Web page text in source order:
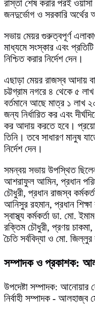
রাস্তা শেষ করার পরই
জনদুর্ভোগ ও সরকারি অর্থের
সভায় মেয়র গুরুত্বপূর্ণ
মাধ্যমে সংস্কার এবং
নিশ্চিত করার নির্দেশ দেন।
এছাড়া মেয়র রাজস্ব আদায়
চট্টগ্রাম নগরে ৪ থেকে ৫
বর্তমানে আছে মাত্র ১ লাখ
জন্য নির্ধারিত কর এবং
কর আদায় করতে হবে।
তিনি। তবে সাধারণ মানুষ
নির্দেশ দেন।
সমন্বয় সভায় উপস্থিত
আশরাফুল আমিন, প্রধান
চৌধুরী, প্রধান রাজস্ব
আনিসুর রহমান, প্রধান শিক্ষা
স্বাস্থ্য কর্মকর্তা ডা. মো.
রক্তিম চৌধুরী, প্রণয় চাকমা,
চৈতি সর্ববিদ্যা ও মো. জিল্লুর
সম্পাদক ও প্রকাশক:
উপদেষ্টা সম্পাদক: আনোয়ার
নির্বাহী সম্পাদক -